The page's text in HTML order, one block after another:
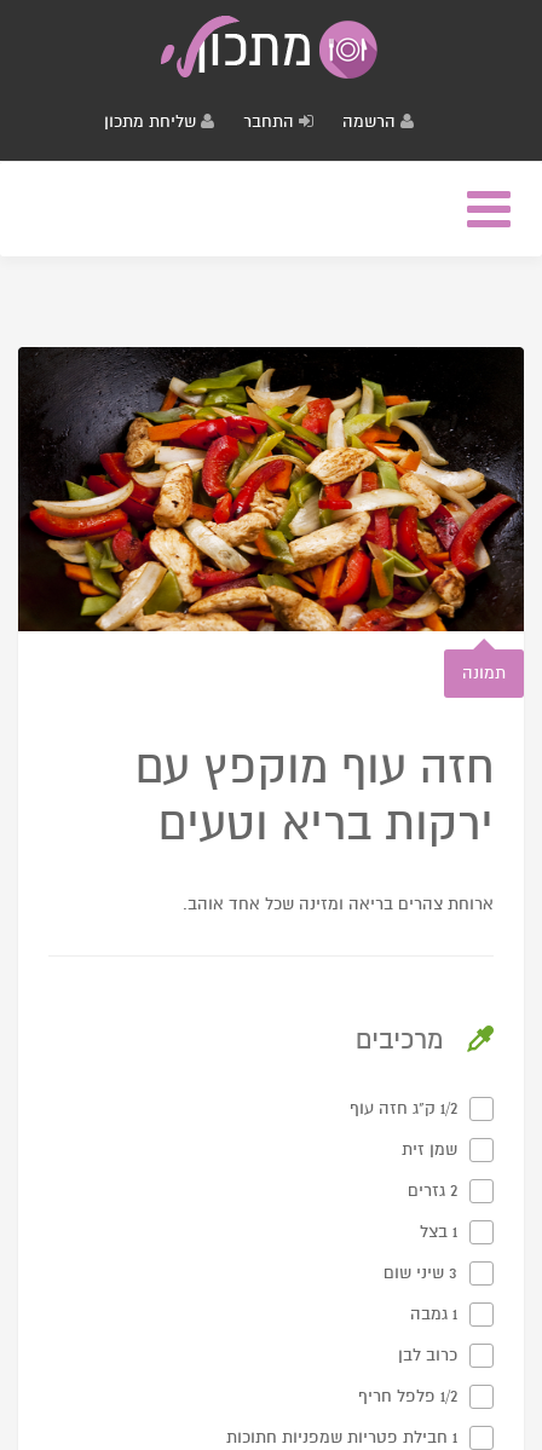
הרשמה התחבר שליחת מתכון
Toggle
navigation
תמונה
חזה עוף מוקפץ עם
ירקות בריא וטעים
ארוחת צהרים בריאה ומזינה שכל אחד אוהב.
מרכיבים
1/2 ק"ג חזה עוף
שמן זית
2 גזרים
1 בצל
3 שיני שום
1 גמבה
כרוב לבן
1/2 פלפל חריף
1 חבילת פטריות שמפניות חתוכות